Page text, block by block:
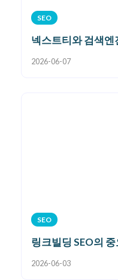
SEO
넥스트티와 검색엔
2026-06-07
SEO
링크빌딩 SEO의
2026-06-03